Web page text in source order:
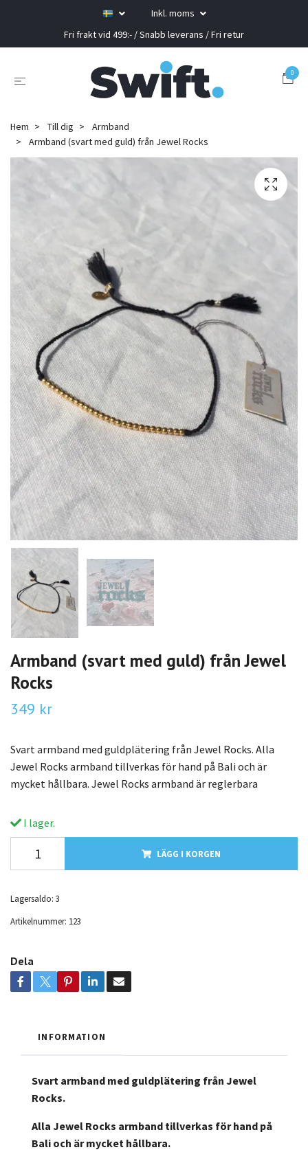
Inkl. moms
Fri frakt vid 499:- / Snabb leverans / Fri retur
0
Hem Till dig
Armband
Armband (svart med guld) från Jewel Rocks
Armband (svart med guld) från Jewel
Rocks
349 kr
Svart armband med guldplätering från Jewel Rocks. Alla
Jewel Rocks armband tillverkas för hand på Bali och är
mycket hållbara. Jewel Rocks armband är reglerbara
I lager.
LÄGG I KORGEN
Lagersaldo: 3
Artikelnummer: 123
Dela
INFORMATION
Svart armband med guldplätering från Jewel
Rocks.
Alla Jewel Rocks armband tillverkas för hand på
Bali och är mycket hållbara.